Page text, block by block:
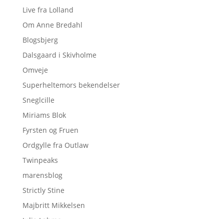
Live fra Lolland
Om Anne Bredahl
Blogsbjerg
Dalsgaard i Skivholme
Omveje
Superheltemors bekendelser
Sneglcille
Miriams Blok
Fyrsten og Fruen
Ordgylle fra Outlaw
Twinpeaks
marensblog
Strictly Stine
Majbritt Mikkelsen